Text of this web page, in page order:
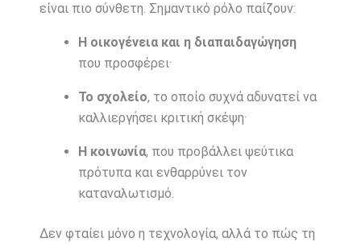
είναι πιο σύνθετη. Σημαντικό ρόλο παίζουν:
Η οικογένεια και η διαπαιδαγώγηση
που προσφέρει·
Το σχολείο, το οποίο συχνά αδυνατεί να
καλλιεργήσει κριτική σκέψη·
Η κοινωνία, που προβάλλει ψεύτικα
πρότυπα και ενθαρρύνει τον
καταναλωτισμό.
Δεν φταίει μόνο η τεχνολογία, αλλά το πώς τη